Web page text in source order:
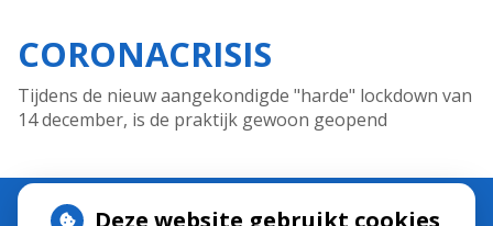
CORONACRISIS
Tijdens de nieuw aangekondigde "harde" lockdown van
14 december, is de praktijk gewoon geopend
Deze website gebruikt cookies